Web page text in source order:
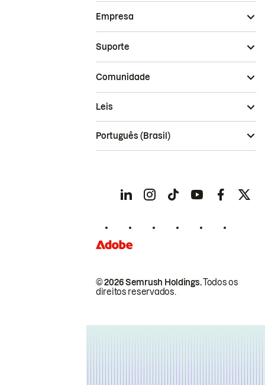
Empresa
Suporte
Comunidade
© 2026 Semrush Holdings.Todos os
direitos reservados.
Leis
Português (Brasil)